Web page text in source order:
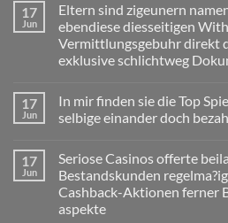
on
Nachfolgende
Freispiele
gultigkeit
haben
nur
diesseitigen
Slot
Report
Deluxe
within
einer
Angeschlossen
Spielothek
17
Jun
Eltern sind zigeunern
ebendiese diesseitigen
Vermittlungsgebuhr direkt
exklusive schlichtweg
on
Eltern
sind
pro
Glucksspieler,
ebendiese
diesseitigen
no-
17
Jun
In mir finden sie die Top
selbige einander doch
on
In
mir
finden
die
17
Jun
Seriose Casinos offerte
Bestandskunden
Cashback-Aktionen ferner
aspekte